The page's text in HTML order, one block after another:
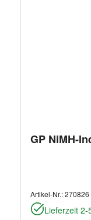
GP NiMH-
Artikel-Nr.:270826
Lieferzeit